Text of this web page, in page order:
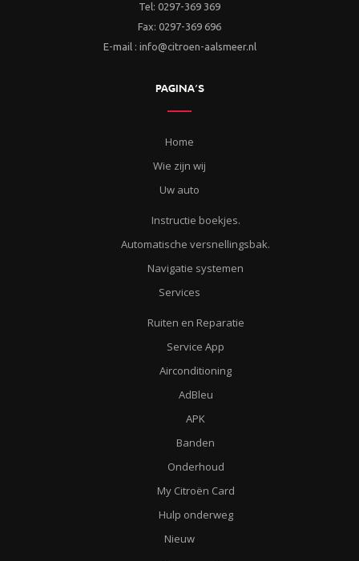
Tel: 0297-369 369
Fax: 0297-369 696
E-mail : info@citroen-aalsmeer.nl
PAGINA’S
Home
Wie zijn wij
Uw auto
Instructie boekjes.
Automatische versnellingsbak.
Navigatie systemen
Services
Ruiten en Reparatie
Service App
Airconditioning
AdBleu
APK
Banden
Onderhoud
My Citroën Card
Hulp onderweg
Nieuw